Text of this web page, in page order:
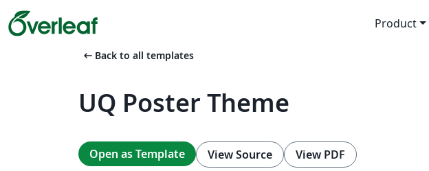
Product
arrow_left_alt Back to all templates
UQ Poster Theme
Open as Template View Source View PDF